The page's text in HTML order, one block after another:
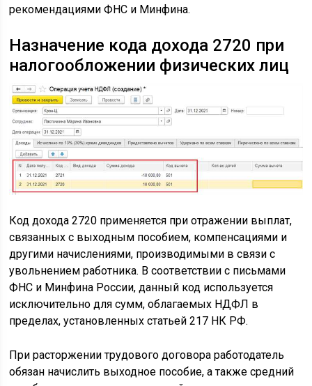
рекомендациями ФНС и Минфина.
Назначение кода дохода 2720 при
налогообложении физических лиц
Код дохода 2720 применяется при отражении выплат,
связанных с выходным пособием, компенсациями и
другими начислениями, производимыми в связи с
увольнением работника. В соответствии с письмами
ФНС и Минфина России, данный код используется
исключительно для сумм, облагаемых НДФЛ в
пределах, установленных статьей 217 НК РФ.
При расторжении трудового договора работодатель
обязан начислить выходное пособие, а также средний